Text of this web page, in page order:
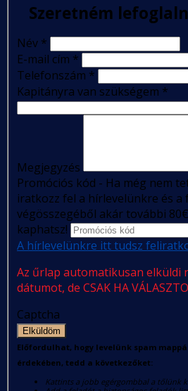
Szeretném
Név *
E-mail cím *
Telefonszám *
Kapitányra van szükségem *
Megjegyzés
Promóciós kód - Ha még nem
iratkozz fel a hírlevelünkre és a
végösszegéből akár további
kaphatsz!
A hírlevelünkre itt tudsz
Az űrlap automatikusan elküldi
dátumot, de CSAK HA
Captcha
Elküldöm
Előfordulhat, hogy levelünk spam
érdekében, tedd a következőket:
Kattints a jobb egérgombbal a tőlünk